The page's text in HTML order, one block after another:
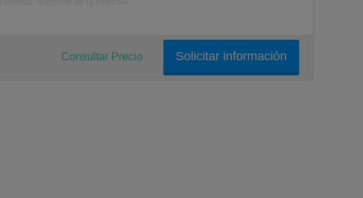
Solicitar información
Consultar Precio